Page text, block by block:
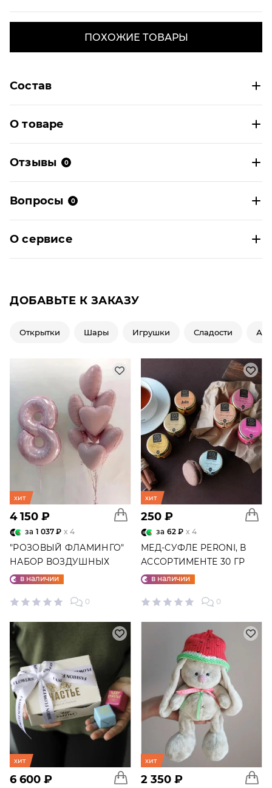
ПОХОЖИЕ ТОВАРЫ
Состав
О товаре
Отзывы 0
Вопросы 0
О сервисе
ДОБАВЬТЕ К ЗАКАЗУ
Открытки Шары Игрушки Сладости
хит
4 150 ₽
за 1 037 ₽ x 4
"РОЗОВЫЙ ФЛАМИНГО"
НАБОР ВОЗДУШНЫХ
ШАРОВ №25
в наличии
0
хит
250 ₽
за 62 ₽ x 4
МЕД-СУФЛЕ PERONI, В
АССОРТИМЕНТЕ 30 ГР
в наличии
0
хит
6 600 ₽
хит
2 350 ₽